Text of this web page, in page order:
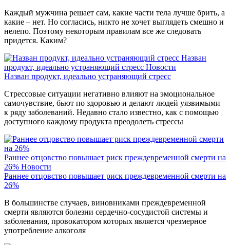
Каждый мужчина решает сам, какие части тела лучше брить, а
какие – нет. Но согласись, никто не хочет выглядеть смешно и
нелепо. Поэтому некоторым правилам все же следовать
придется. Каким?
Назван
продукт, идеально устраняющий стресс Новости
Назван продукт, идеально устраняющий стресс
Стрессовые ситуации негативно влияют на эмоциональное
самочувствие, бьют по здоровью и делают людей уязвимыми
к ряду заболеваний. Недавно стало известно, как с помощью
доступного каждому продукта преодолеть стрессы
Раннее отцовство повышает риск преждевременной смерти на
26% Новости
Раннее отцовство повышает риск преждевременной смерти на
26%
В большинстве случаев, виновниками преждевременной
смерти являются болезни сердечно-сосудистой системы и
заболевания, провокатором которых является чрезмерное
употребление алкоголя